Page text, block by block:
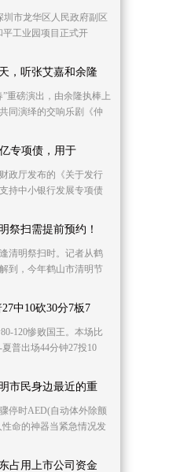
圳市龙华区人民政府副区
平工业园项目正式开
，听张艾嘉和余隆
重磅演出，由余隆执棒上
同演绎的交响乐剧《仲
专项债，用于
政厅发布的《关于发行
持中小银行发展专项债
祭扫需提前预约！
清明祭扫时。记者从鹤
到，今年鹤山市清明节
中10砍30分7板7
120惨败国王。本场比
普出场44分钟27投10
市民身边最近的重
停时AED(自动体外除颤
命的神器当紧急情况发
占用上市公司资金